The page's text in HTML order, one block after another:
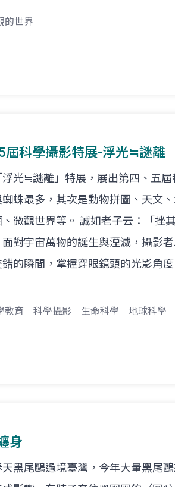
的世界
屆科學攝影特展-浮光≒謎離
光≒謎離」特展，展出第四、五
蜘蛛最多，其次是動物拼圖、天文
微觀世界等。 誠如老子云：「挫
面對宇宙萬物的誕生與湮滅，攝影
錯的瞬間，掌握穿眼鏡頭的光影角
教育 科學攝影 生命科學 地球科學
身
黑尾鷗過境臺灣，今年大量黑尾